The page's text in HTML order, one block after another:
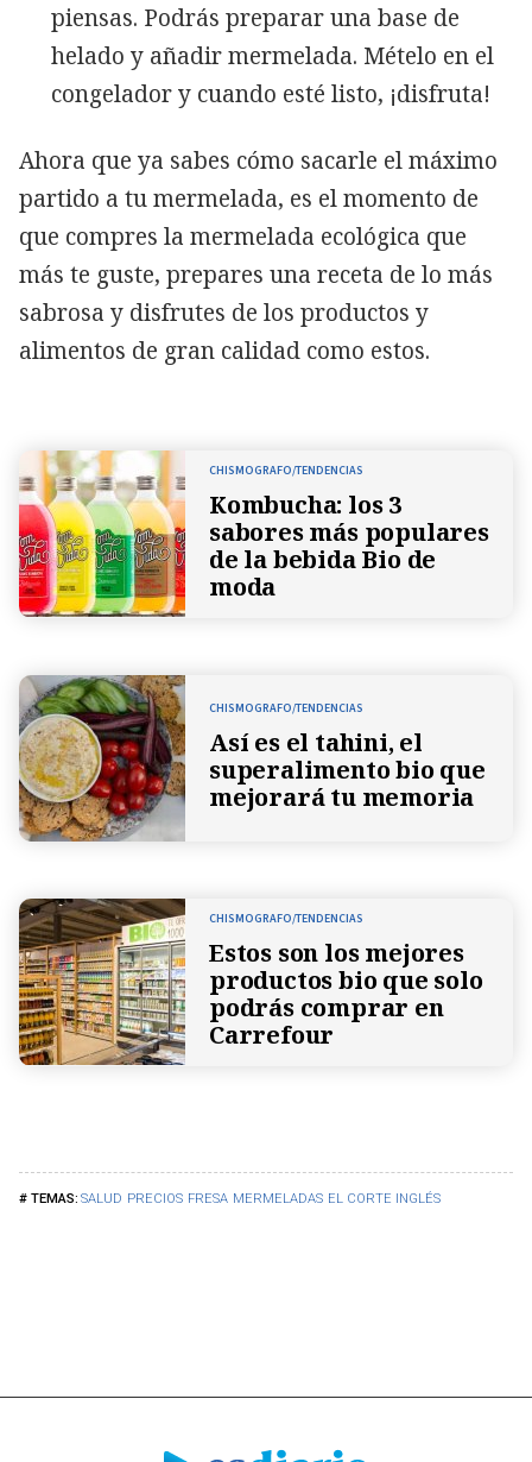
SALUD PRECIOS FRESA MERMELADAS EL CORTE INGLÉS
piensas. Podrás preparar una base de
helado y añadir mermelada. Mételo en el
congelador y cuando esté listo, ¡disfruta!
Ahora que ya sabes cómo sacarle el máximo
partido a tu mermelada, es el momento de
que compres la mermelada ecológica que
más te guste, prepares una receta de lo más
sabrosa y disfrutes de los productos y
alimentos de gran calidad como estos.
CHISMOGRAFO/TENDENCIAS
Kombucha: los 3
sabores más populares
de la bebida Bio de
moda
CHISMOGRAFO/TENDENCIAS
Así es el tahini, el
superalimento bio que
mejorará tu memoria
CHISMOGRAFO/TENDENCIAS
Estos son los mejores
productos bio que solo
podrás comprar en
Carrefour